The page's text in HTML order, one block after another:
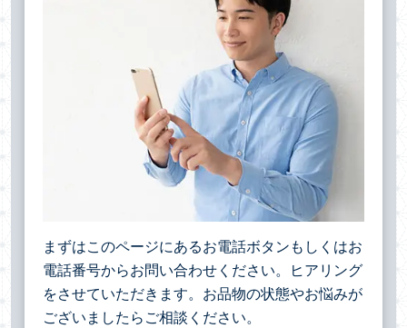
まずはこのページにあるお電話ボタンもしくはお
電話番号からお問い合わせください。ヒアリング
をさせていただきます。お品物の状態やお悩みが
ございましたらご相談ください。